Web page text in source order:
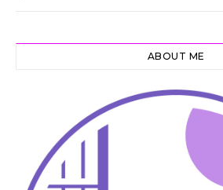
ABOUT ME